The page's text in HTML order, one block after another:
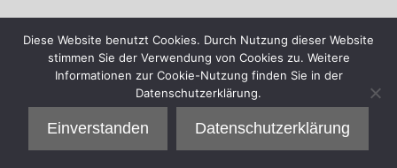
Diese Website benutzt Cookies. Durch Nutzung dieser Website
stimmen Sie der Verwendung von Cookies zu. Weitere
Informationen zur Cookie-Nutzung finden Sie in der
Datenschutzerklärung.
Einverstanden Datenschutzerklärung